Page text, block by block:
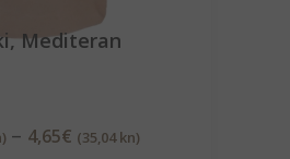
Mediteran
– 4,65€ (35,04 kn)